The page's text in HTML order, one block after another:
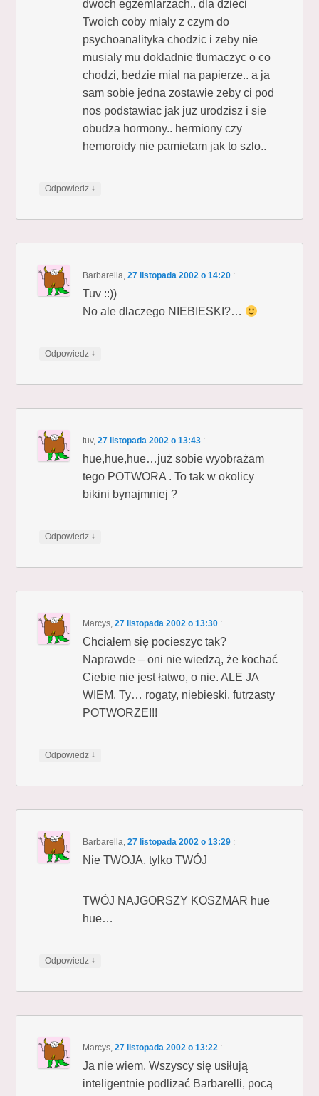
dwoch egzemlarzach.. dla dzieci
Twoich coby mialy z czym do
psychoanalityka chodzic i zeby nie
musialy mu dokladnie tlumaczyc o co
chodzi, bedzie mial na papierze.. a ja
sam sobie jedna zostawie zeby ci pod
nos podstawiac jak juz urodzisz i sie
obudza hormony.. hermiony czy
hemoroidy nie pamietam jak to szlo..
Odpowiedz ↓
Barbarella,27 listopada 2002 o 14:20 :
Tuv ::))
No ale dlaczego NIEBIESKI?…
Odpowiedz ↓
tuv,27 listopada 2002 o 13:43 :
hue,hue,hue…już sobie wyobrażam
tego POTWORA . To tak w okolicy
bikini bynajmniej ?
Odpowiedz ↓
Marcys,27 listopada 2002 o 13:30 :
Chciałem się pocieszyc tak?
Naprawde – oni nie wiedzą, że kochać
Ciebie nie jest łatwo, o nie. ALE JA
WIEM. Ty… rogaty, niebieski, futrzasty
POTWORZE!!!
Odpowiedz ↓
Barbarella,27 listopada 2002 o 13:29 :
Nie TWOJA, tylko TWÓJ
TWÓJ NAJGORSZY KOSZMAR hue
hue…
Odpowiedz ↓
Marcys,27 listopada 2002 o 13:22 :
Ja nie wiem. Wszyscy się usiłują
inteligentnie podlizać Barbarelli, pocą